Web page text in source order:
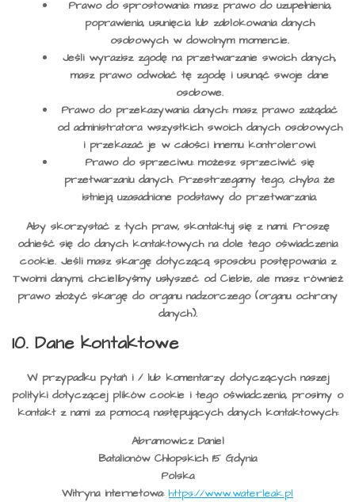
Prawo do sprostowania: masz prawo do uzupełnienia,
poprawienia, usunięcia lub zablokowania danych
osobowych w dowolnym momencie.
Jeśli wyrazisz zgodę na przetwarzanie swoich danych,
masz prawo odwołać tę zgodę i usunąć swoje dane
osobowe.
Prawo do przekazywania danych: masz prawo zażądać
od administratora wszystkich swoich danych osobowych
i przekazać je w całości innemu kontrolerowi.
Prawo do sprzeciwu: możesz sprzeciwić się
przetwarzaniu danych. Przestrzegamy tego, chyba że
istnieją uzasadnione podstawy do przetwarzania.
Aby skorzystać z tych praw, skontaktuj się z nami. Proszę
odnieść się do danych kontaktowych na dole tego oświadczenia
cookie. Jeśli masz skargę dotyczącą sposobu postępowania z
Twoimi danymi, chcielibyśmy usłyszeć od Ciebie, ale masz również
prawo złożyć skargę do organu nadzorczego (organu ochrony
danych).
10. Dane kontaktowe
W przypadku pytań i / lub komentarzy dotyczących naszej
polityki dotyczącej plików cookie i tego oświadczenia, prosimy o
kontakt z nami za pomocą następujących danych kontaktowych:
Abramowicz Daniel
Batalionów Chłopskich 15 Gdynia
Polska
Witryna internetowa: https://www.waterleak.pl